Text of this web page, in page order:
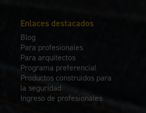
Enlaces destacados
Blog
Para profesionales
Para arquitectos
Programa preferencial
Productos construidos para
la seguridad
Ingreso de profesionales